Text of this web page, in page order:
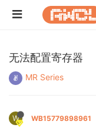
无法配置寄存器
MR Series
W WB15779898961